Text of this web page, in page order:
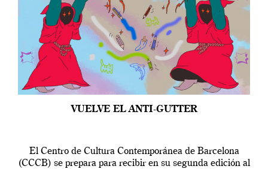
VUELVE EL ANTI-GUTTER
El Centro de Cultura Contemporánea de Barcelona
(CCCB) se prepara para recibir en su segunda edición al